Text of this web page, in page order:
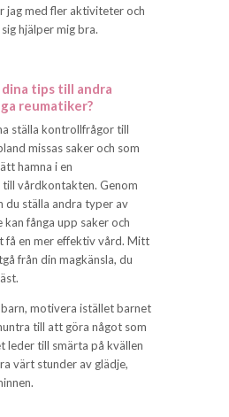
jag med fler aktiviteter och
hjälper mig bra.
dina tips till andra
reumatiker?
ställa kontrollfrågor till
missas saker och som
hamna i en
vårdkontakten. Genom
du ställa andra typer av
fånga upp saker och
få en mer effektiv vård. Mitt
från din magkänsla, du
motivera istället barnet
till att göra något som
leder till smärta på kvällen
värt stunder av glädje,